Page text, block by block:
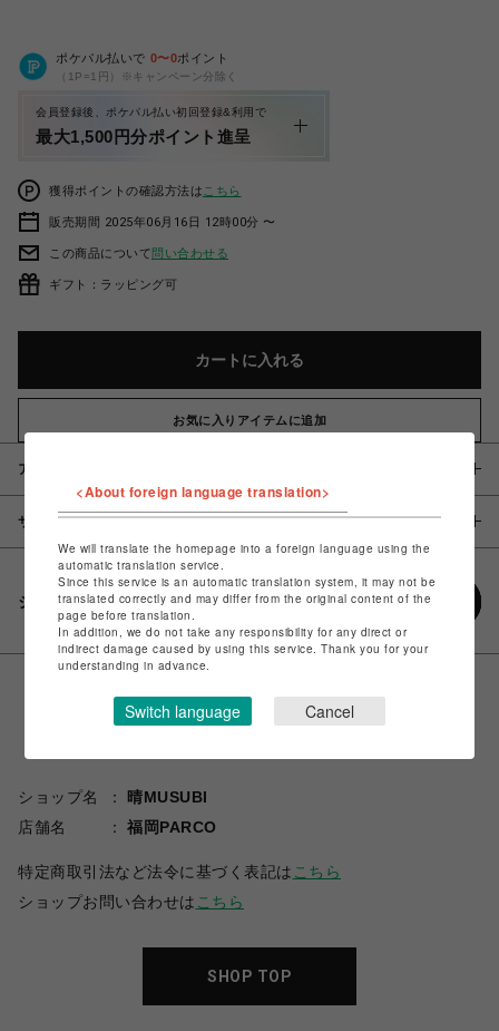
ポケパル払いで 0〜0ポイント
（1P=1円）※キャンペーン分除く
会員登録後、ポケパル払い初回登録&利用で
最大1,500円分ポイント進呈
獲得ポイントの確認方法は こちら
販売期間 2025年06月16日 12時00分 〜
この商品について問い合わせる
ギフト：ラッピング可
カートに入れる
お気に入りアイテムに追加
アイテム説明 / 素材
サイズ
シェアする
ショップ名
晴MUSUBI
店舗名
福岡PARCO
特定商取引法など法令に基づく表記は こちら
ショップお問い合わせは こちら
SHOP TOP
<About foreign language translation>
We will translate the homepage into a foreign language using the
automatic translation service.
Since this service is an automatic translation system, it may not be
translated correctly and may differ from the original content of the
page before translation.
In addition, we do not take any responsibility for any direct or
indirect damage caused by using this service. Thank you for your
understanding in advance.
Switch language Cancel